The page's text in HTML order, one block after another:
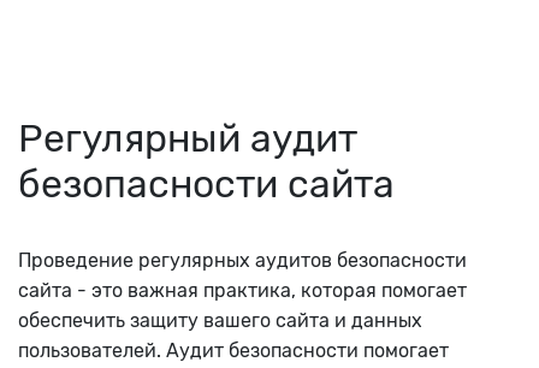
Регулярный аудит
безопасности сайта
Проведение регулярных аудитов безопасности
сайта - это важная практика, которая помогает
обеспечить защиту вашего сайта и данных
пользователей. Аудит безопасности помогает